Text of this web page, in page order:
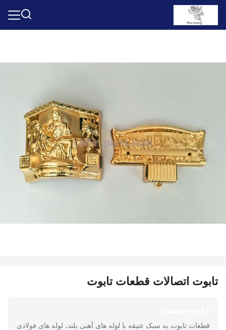
تابوت اتصالات قطعات تابوت
قطعات تابوت به سبک عتیقه با لوله های آهنی بلند، لوله های فولادی